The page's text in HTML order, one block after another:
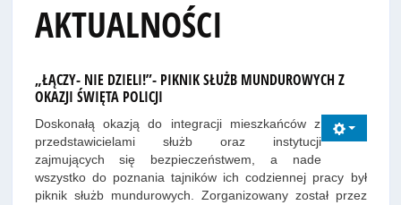
AKTUALNOŚCI
„ŁĄCZY- NIE DZIELI!”- PIKNIK SŁUŻB MUNDUROWYCH Z
OKAZJI ŚWIĘTA POLICJI
Doskonałą okazją do integracji mieszkańców z
przedstawicielami służb oraz instytucji
zajmujących się bezpieczeństwem, a nade
wszystko do poznania tajników ich codziennej pracy był
piknik służb mundurowych. Zorganizowany został przez